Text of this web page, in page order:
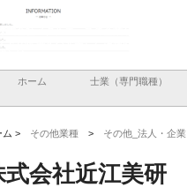
トが提供する充実した情報内
ホーム 士業（専門職種）
ム > その他業種 > その他_法人・企業
式会社近江美研